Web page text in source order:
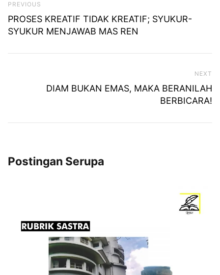
Previous Post
PREVIOUS
PROSES KREATIF TIDAK KREATIF; SYUKUR-
SYUKUR MENJAWAB MAS REN
NEXT
DIAM BUKAN EMAS, MAKA BERANILAH
BERBICARA!
Postingan Serupa